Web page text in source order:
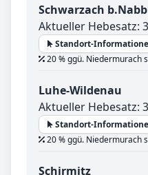
Schwarzach
Aktueller Hebesatz:
Standort-
20 % ggü. Niedermurach
Luhe-Wildenau
Aktueller Hebesatz:
Standort-
20 % ggü. Niedermurach
Schirmitz